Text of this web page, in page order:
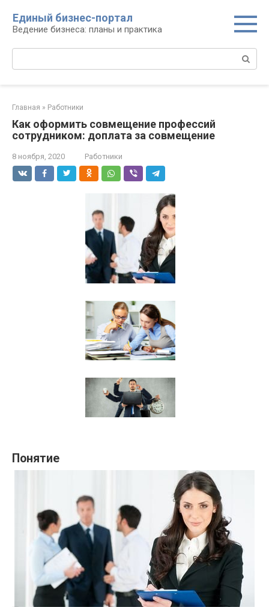
контенту
Единый бизнес-портал
Ведение бизнеса: планы и практика
Поиск:
Главная » Работники
Как оформить совмещение профессий
сотрудником: доплата за совмещение
8 ноября, 2020 Работники
Понятие